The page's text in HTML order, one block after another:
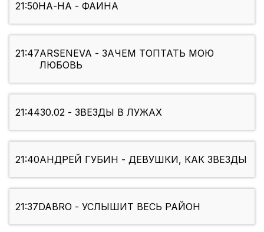
21:50НА-НА - ФАИНА
21:47ARSENEVA - ЗАЧЕМ ТОПТАТЬ МОЮ
ЛЮБОВЬ
21:4430.02 - ЗВЕЗДЫ В ЛУЖАХ
21:40АНДРЕЙ ГУБИН - ДЕВУШКИ, КАК ЗВЕЗДЫ
21:37DABRO - УСЛЫШИТ ВЕСЬ РАЙОН